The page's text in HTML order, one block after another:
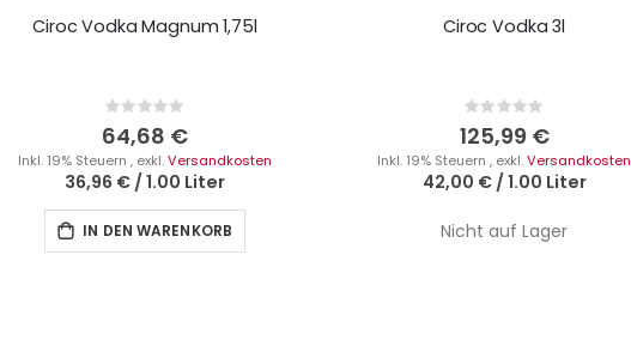
Ciroc Vodka Magnum 1,75l
Rating:
0%
64,68 €
Inkl. 19% Steuern , exkl.Versandkosten
36,96 € /1.00 Liter
IN DEN WARENKORB
Ciroc Vodka 3l
Rating:
0%
125,99 €
Inkl. 19% Steuern , exkl.Versandkosten
42,00 €/1.00 Liter
Nicht auf Lager